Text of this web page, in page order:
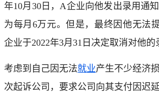
年10月30日，A企业向他发出录用通
为每月6万元。但是，最终因他无法
企业于2022年3月31日决定取消对他的
考虑到自己因无法就业产生不少经济
次起诉公司，要求公司向其支付因迟